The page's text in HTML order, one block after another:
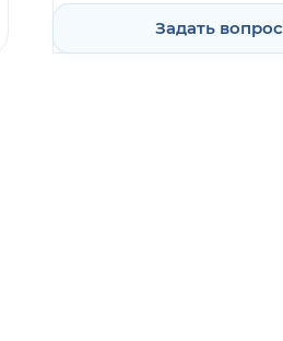
Задать вопрос